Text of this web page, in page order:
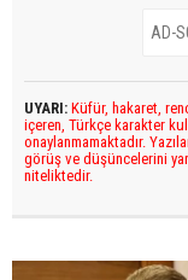
UYARI: Küfür, hakaret,
içeren, Türkçe karakter
onaylanmamaktadır.
görüş ve düşüncelerini
niteliktedir.